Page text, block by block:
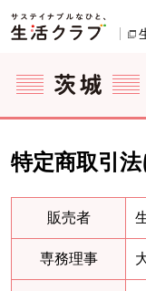
ページの先頭です。
ここからサイト内共
サイト内共通メニュ
サイト内共通メニュ
特定商取引
販売者
専務理事